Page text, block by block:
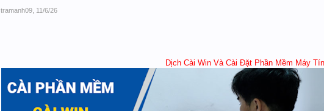
tramanh09 11/6/26
Dịch Cài Win Và Cài Đặt Phần Mềm Máy